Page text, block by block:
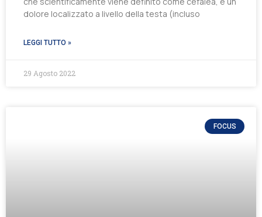
dolore localizzato a livello della testa (incluso
LEGGI TUTTO »
29 Agosto 2022
FOCUS